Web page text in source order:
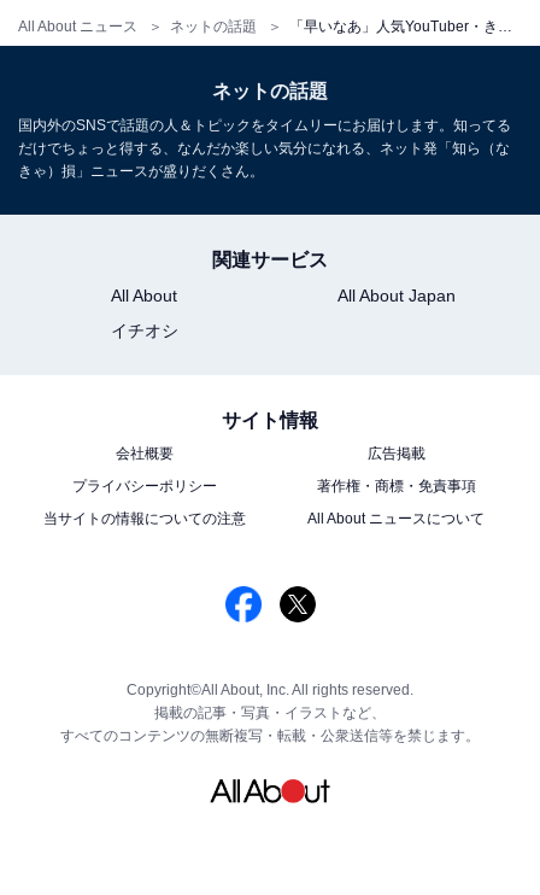
All About ニュース ネットの話題
ネットの話題
国内外のSNSで話題の人＆トピックをタイムリーにお届けします。知ってる
だけでちょっと得する、なんだか楽しい気分になれる、ネット発「知ら（な
きゃ）損」ニュースが盛りだくさん。
関連サービス
All About
All About Japan
イチオシ
サイト情報
会社概要
広告掲載
プライバシーポリシー
著作権・商標・免責事項
当サイトの情報についての注意
All About ニュースについて
Copyright©All About, Inc. All rights reserved.
掲載の記事・写真・イラストなど、
すべてのコンテンツの無断複写・転載・公衆送信等を禁じます。